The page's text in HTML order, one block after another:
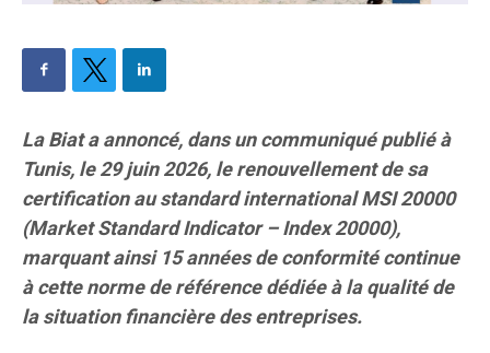
La Biat a annoncé, dans un communiqué publié à
Tunis, le 29 juin 2026, le renouvellement de sa
certification au standard international MSI 20000
(Market Standard Indicator – Index 20000),
marquant ainsi 15 années de conformité continue
à cette norme de référence dédiée à la qualité de
la situation financière des entreprises.